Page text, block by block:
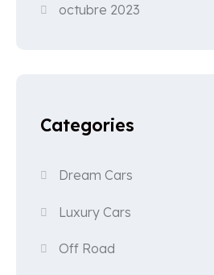
octubre 2023
Categories
Dream Cars
Luxury Cars
Off Road